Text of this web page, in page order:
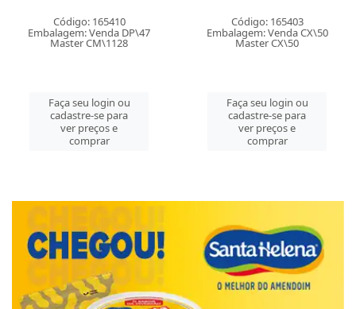
Código: 165410
Embalagem: Venda DP\47
Master CM\1128
Faça seu login ou
cadastre-se para
ver preços e
comprar
Código: 165403
Embalagem: Venda CX\50
Master CX\50
Faça seu login ou
cadastre-se para
ver preços e
comprar